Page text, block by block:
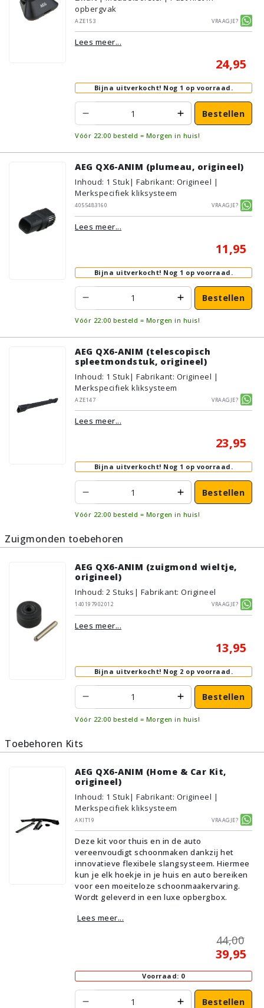
opbergvak
AZE153
Vraagje?
Lees meer...
24,95
Bijna uitverkocht! Nog 1 op voorraad.
Bestellen
Vóór 22:00 besteld = Morgen in huis!
AEG QX6-ANIM (plumeau, origineel)
Inhoud: 1 Stuk| Fabrikant: Origineel |
Merkspecifiek kliksysteem
4055483160
Vraagje?
Lees meer...
11,95
Bijna uitverkocht! Nog 1 op voorraad.
Bestellen
Vóór 22:00 besteld = Morgen in huis!
AEG QX6-ANIM (telescopisch
spleetmondstuk, origineel)
Inhoud: 1 Stuk| Fabrikant: Origineel |
Merkspecifiek kliksysteem
AZE147
Vraagje?
Lees meer...
23,95
Bijna uitverkocht! Nog 1 op voorraad.
Bestellen
Vóór 22:00 besteld = Morgen in huis!
Zuigmonden toebehoren
AEG QX6-ANIM (zuigmond wieltje,
origineel)
Inhoud: 2 Stuks | Fabrikant: Origineel
140197902012
Vraagje?
Lees meer...
13,95
Bijna uitverkocht! Nog 2 op voorraad.
Bestellen
Vóór 22:00 besteld = Morgen in huis!
Toebehoren Kits
AEG QX6-ANIM (Home & Car Kit,
origineel)
Inhoud: 1 Stuk| Fabrikant: Origineel |
Merkspecifiek kliksysteem
AKIT19
Vraagje?
Deze kit voor thuis en in de auto
vereenvoudigt schoonmaken dankzij het
innovatieve flexibele slangsysteem. Hiermee
kun je elk hoekje in je huis en auto bereiken
voor een moeiteloze schoonmaakervaring.
Wordt geleverd in een luxe opbergbox.
Lees meer...
44,00
39,95
Voorraad: 0
Bestellen